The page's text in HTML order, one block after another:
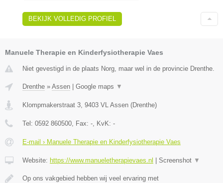
BEKIJK VOLLEDIG PROFIEL
Manuele Therapie en Kinderfysiotherapie Vaes
Niet gevestigd in de plaats Norg, maar wel in de provincie Drenthe.
Drenthe » Assen | Google maps ▼
Klompmakerstraat 3 9403 VL Assen (Drenthe)
Tel: 0592 860500 , Fax: - , KvK: -
E-mail › Manuele Therapie en Kinderfysiotherapie Vaes
Website: https://www.manueletherapievaes.nl | Screenshot ▼
Op ons vakgebied hebben wij veel ervaring met